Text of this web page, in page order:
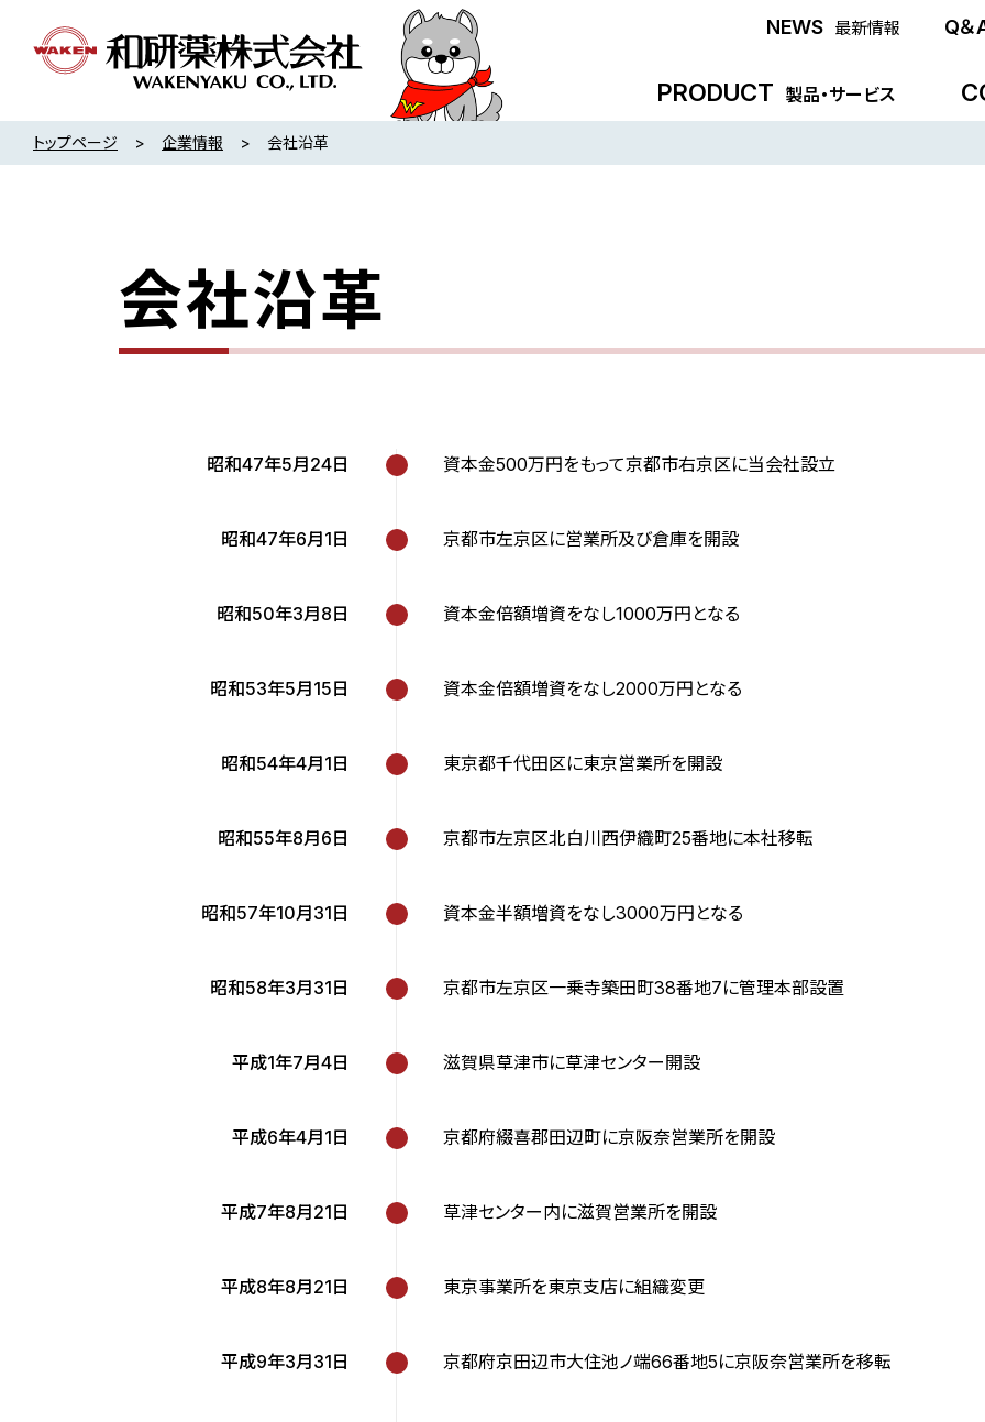
NEWS 最新情報 Q＆
PRODUCT 製品・サービス
トップページ 企業情報 会社沿革
会社沿革
昭和47年5月24日 資本金500万円をもって京都市右京区に当会社設立
昭和47年6月1日 京都市左京区に営業所及び倉庫を開設
昭和50年3月8日 資本金倍額増資をなし1000万円となる
昭和53年5月15日 資本金倍額増資をなし2000万円となる
昭和54年4月1日 東京都千代田区に東京営業所を開設
昭和55年8月6日 京都市左京区北白川西伊織町25番地に本社移転
昭和57年10月31日 資本金半額増資をなし3000万円となる
昭和58年3月31日 京都市左京区一乗寺築田町38番地7に管理本部設置
平成1年7月4日 滋賀県草津市に草津センター開設
平成6年4月1日 京都府綴喜郡田辺町に京阪奈営業所を開設
平成7年8月21日 草津センター内に滋賀営業所を開設
平成8年8月21日 東京事業所を東京支店に組織変更
平成9年3月31日 京都府京田辺市大住池ノ端66番地5に京阪奈営業所を移転